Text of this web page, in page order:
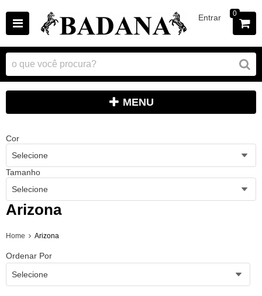
Entrar 0
MENU
Cor
Selecione
Tamanho
Selecione
Arizona
Home Arizona
Ordenar Por
Selecione